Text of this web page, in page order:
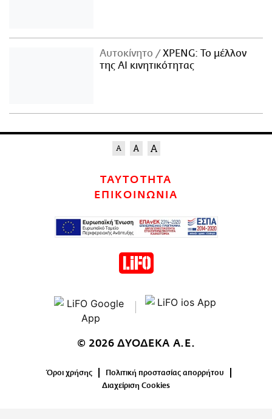
Αυτοκίνητο
XPENG: Το μέλλον
της AI κινητικότητας
ΤΑΥΤΟΤΗΤΑ
ΕΠΙΚΟΙΝΩΝΙΑ
© 2026 ΔΥΟΔΕΚΑ Α.Ε.
Όροι χρήσης
Πολιτική προστασίας απορρήτου
Διαχείριση Cookies